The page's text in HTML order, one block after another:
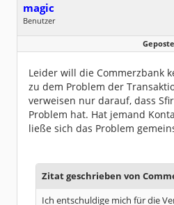
magic
Benutzer
Geschlecht:
keine Angabe
Dabei seit:
07 / 2009
Leider will die Commerzbank
zu dem Problem der
verweisen nur darauf, dass
Problem hat. Hat jemand
ließe sich das Problem
Zitat geschrieben von
Ich entschuldige mich für die